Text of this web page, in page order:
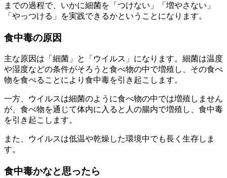
までの過程で、いかに細菌を「つけない」「増やさない」
「やっつける」を実践できるかということになります。
食中毒の原因
主な原因は「細菌」と「ウイルス」になります。細菌は温度
や湿度などの条件がそろうと食べ物の中で増殖し、その食べ
物を食べることにより食中毒を引き起こします。
一方、ウイルスは細菌のように食べ物の中では増殖しません
が、食べ物を通じて体内に入ると人の腸内で増殖し、食中毒
を引き起こします。
また、ウイルスは低温や乾燥した環境中でも長く生存しま
す。
食中毒かなと思ったら